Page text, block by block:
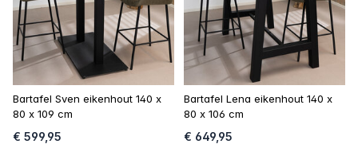
Bartafel Sven eikenhout 140 x
80 x 109 cm
€ 599,95
Bartafel Lena eikenhout 140 x
80 x 106 cm
€ 649,95